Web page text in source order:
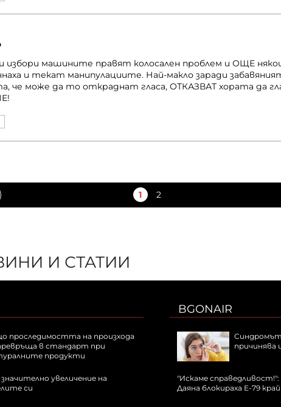
избори машините правят колосален проблем и ОЩЕ
и текат манипулациите. Най-макло заради
че може да то откраднат гласа, ОТКАЗВАТ хората да
1 2
И СТАТИИ
проследимостта на произхода
в стандарт при
продукти
значително увеличение на
си
BGONAIR
Синдромът
причинява
"Искаме
Даяна блокираха Е-79